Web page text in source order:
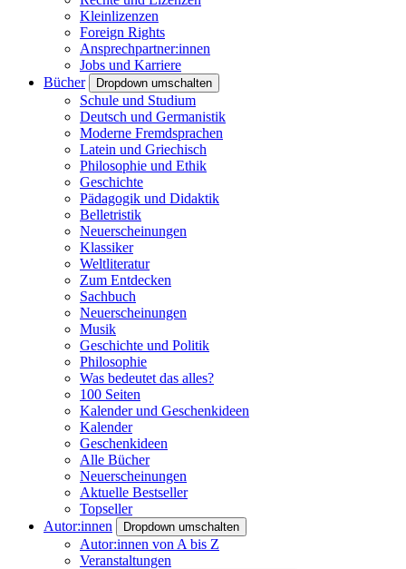
Kleinlizenzen
Foreign Rights
Ansprechpartner:innen
Jobs und Karriere
Bücher
Dropdown umschalten
Schule und Studium
Deutsch und Germanistik
Moderne Fremdsprachen
Latein und Griechisch
Philosophie und Ethik
Geschichte
Pädagogik und Didaktik
Belletristik
Neuerscheinungen
Klassiker
Weltliteratur
Zum Entdecken
Sachbuch
Neuerscheinungen
Musik
Geschichte und Politik
Philosophie
Was bedeutet das alles?
100 Seiten
Kalender und Geschenkideen
Kalender
Geschenkideen
Alle Bücher
Neuerscheinungen
Aktuelle Bestseller
Topseller
Autor:innen
Dropdown umschalten
Autor:innen von A bis Z
Veranstaltungen